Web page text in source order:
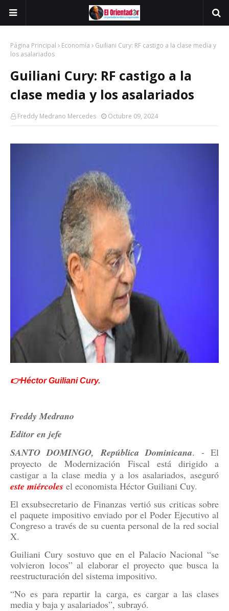
Página Principal Economía
Guiliani Cury: RF castigo a la clase media y
los asalariados
Guiliani Cury: RF castigo a la
clase media y los asalariados
Freddy Medrano Mercedes Octubre 09, 2024
👉Héctor Guiliani Cury.
Freddy Medrano
Editor en jefe
SANTO DOMINGO, República Dominicana. - El
proyecto de Modernización Fiscal está dirigido a
castigar a la clase media y a los asalariados, aseguró
este miércoles el economista Héctor Guiliani Cuy.
El exsubsecretario de Finanzas vertió sus criticas sobre
el paquete impositivo enviado por el Poder Ejecutivo al
Congreso a través de su cuenta personal de la red social
X.
Guiliani Cury sostuvo que en el Palacio Nacional “se
volvieron locos” al elaborar el proyecto que busca la
reestructuración del sistema impositivo.
“No es para repartir la carga, es cargar a las clases
media y baja y asalariados”, subrayó.